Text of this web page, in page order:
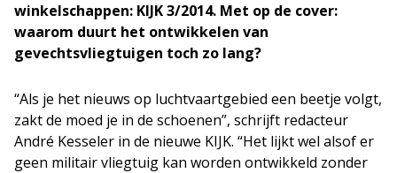
winkelschappen: KIJK 3/2014. Met op de cover:
waarom duurt het ontwikkelen van
gevechtsvliegtuigen toch zo lang?
“Als je het nieuws op luchtvaartgebied een beetje volgt,
zakt de moed je in de schoenen”, schrijft redacteur
André Kesseler in de nieuwe KIJK. “Het lijkt wel alsof er
geen militair vliegtuig kan worden ontwikkeld zonder